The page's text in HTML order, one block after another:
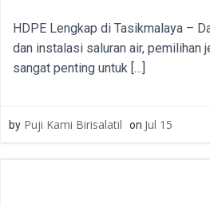
HDPE Lengkap di Tasikmalaya –
dan instalasi saluran air, pemilihan
sangat penting untuk […]
by Puji Kami Birisalatil on Jul 15